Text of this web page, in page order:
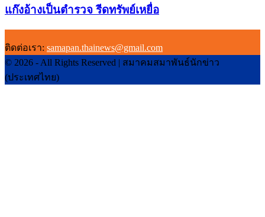
แก๊งอ้างเป็นตำรวจ รีดทรัพย์เหยื่อ
ติดต่อเรา: samapan.thainews@gmail.com
© 2026 - All Rights Reserved | สมาคมสมาพันธ์นักข่าว
(ประเทศไทย)